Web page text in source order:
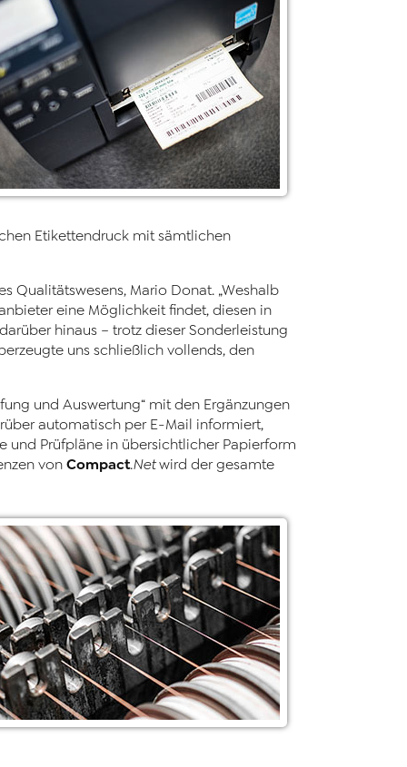
Etikettendruck mit sämtlichen
Qualitätswesens, Mario Donat. „Weshalb
eine Möglichkeit findet, diesen in
hinaus – trotz dieser Sonderleistung
uns schließlich vollends, den
und Auswertung“ mit den Ergänzungen
automatisch per E-Mail informiert,
und Prüfpläne in übersichtlicher Papierform
von Compact.Netwird der gesamte